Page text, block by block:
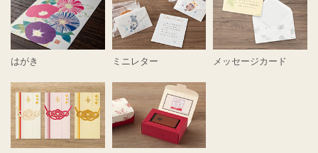
はがき ミニレター メッセージカード